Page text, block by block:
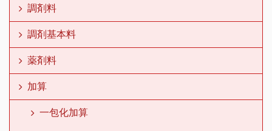
調剤料
調剤基本料
薬剤料
加算
一包化加算